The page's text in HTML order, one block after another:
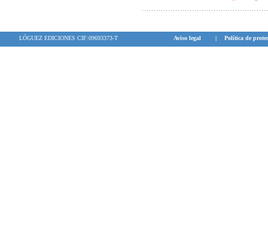
LÓGUEZ EDICIONES CIF:09693373-T Aviso legal | Política de